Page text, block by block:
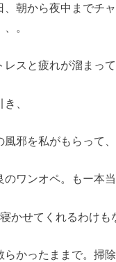
、朝から夜中までチ
。
レスと疲れが溜まって
、
風邪を私がもらって
のワンオペ。もー本当
かせてくれるわけも
らかったままで。掃